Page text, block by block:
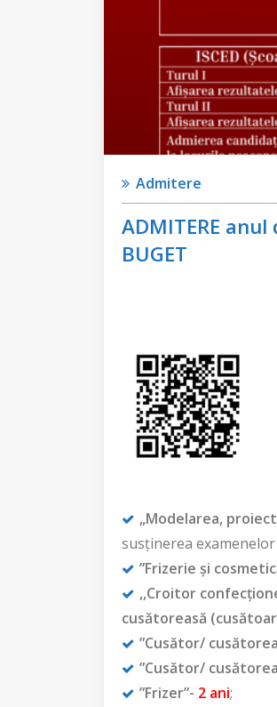
Admitere
ADMITERE anul
BUGET
„Modelarea,
susținerea examenelor
”Frizerie și
,,Croitor
cusătoreasă
”Cusător/
”Cusător/
”Frizer”- 2 ani;